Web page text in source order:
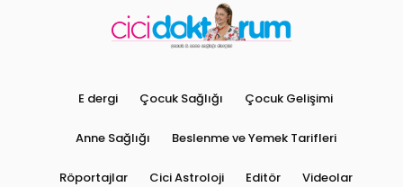
E dergi Çocuk Sağlığı Çocuk Gelişimi
Anne Sağlığı Beslenme ve Yemek Tarifleri
Röportajlar Cici Astroloji Editör Videolar